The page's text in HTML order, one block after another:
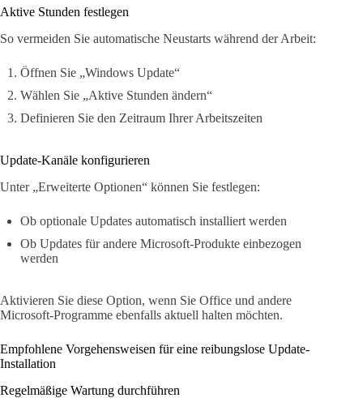
Aktive Stunden festlegen
So vermeiden Sie automatische Neustarts während der Arbeit:
Öffnen Sie „Windows Update“
Wählen Sie „Aktive Stunden ändern“
Definieren Sie den Zeitraum Ihrer Arbeitszeiten
Update-Kanäle konfigurieren
Unter „Erweiterte Optionen“ können Sie festlegen:
Ob optionale Updates automatisch installiert werden
Ob Updates für andere Microsoft-Produkte einbezogen
werden
Aktivieren Sie diese Option, wenn Sie Office und andere
Microsoft-Programme ebenfalls aktuell halten möchten.
Empfohlene Vorgehensweisen für eine reibungslose Update-
Installation
Regelmäßige Wartung durchführen